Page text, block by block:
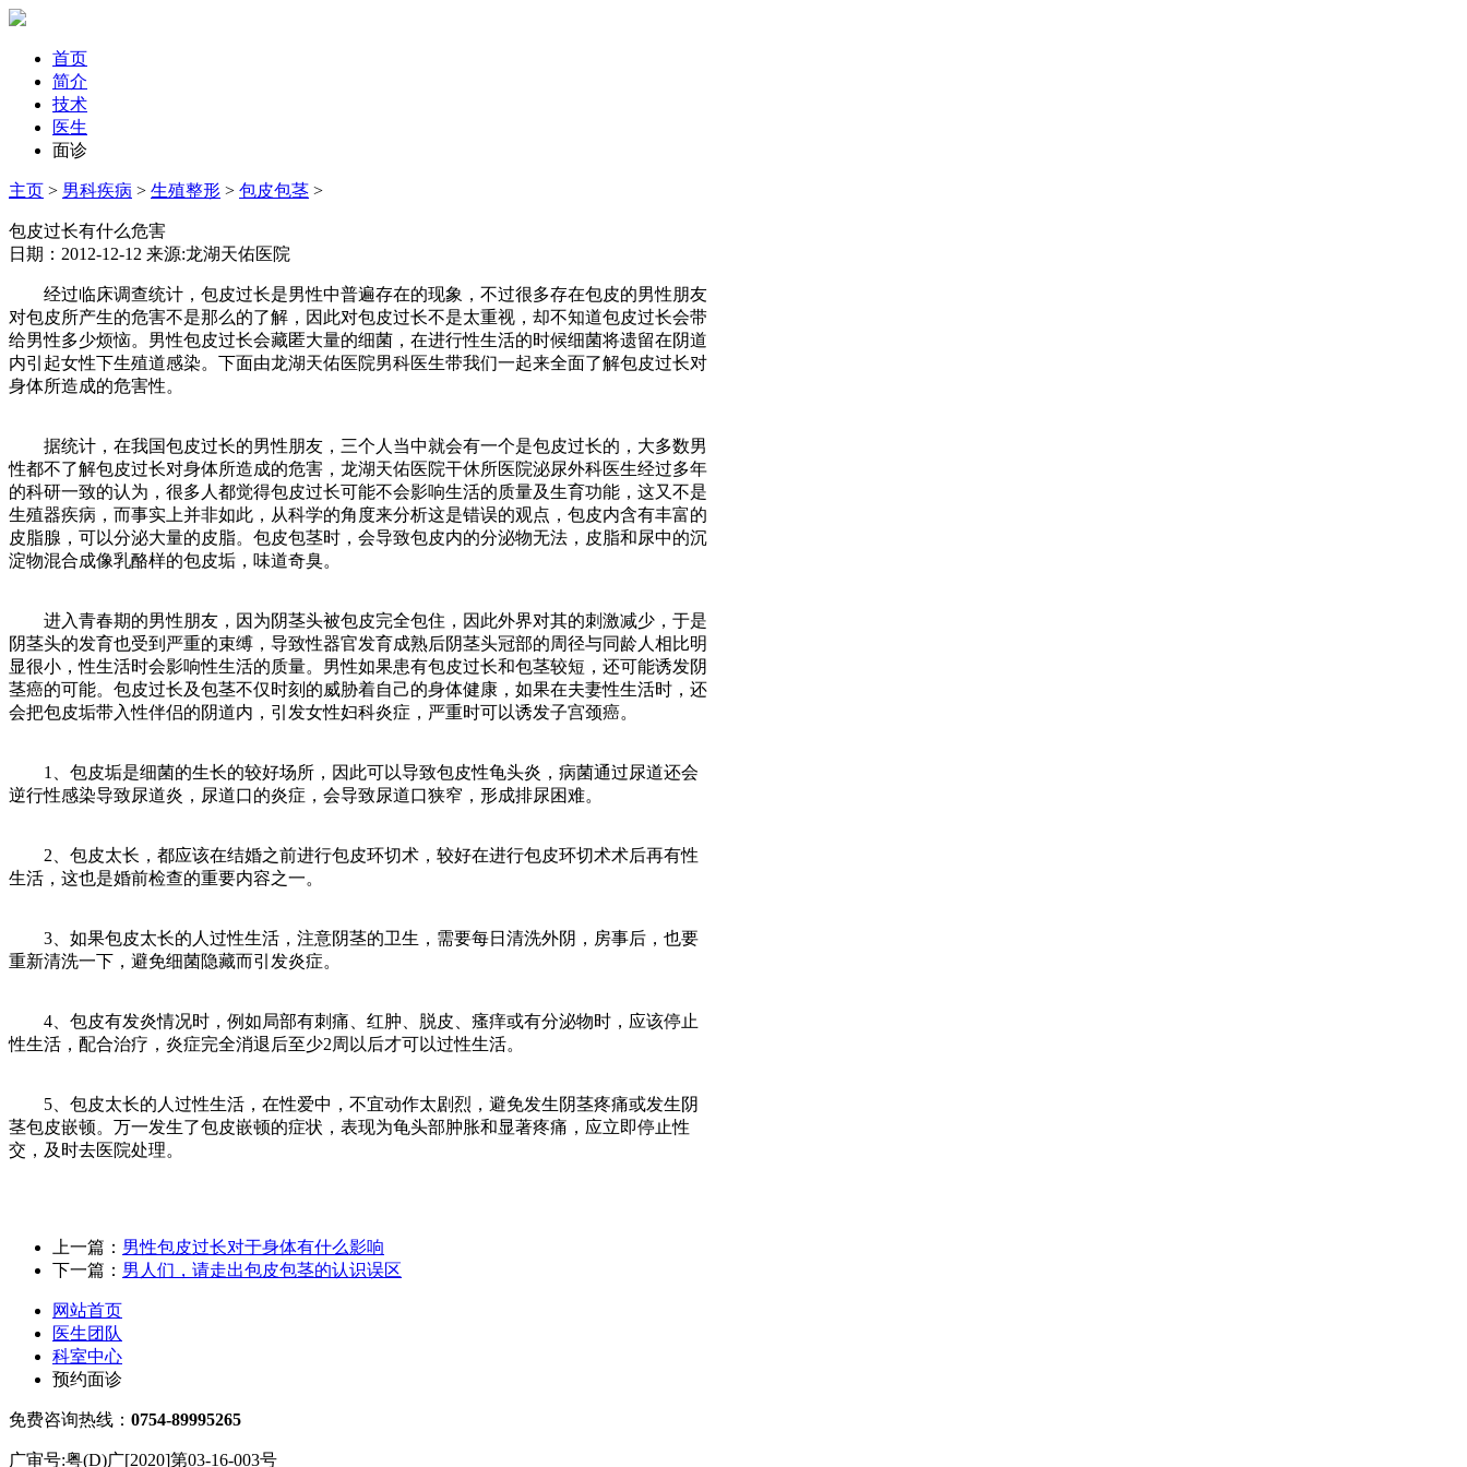
首页
简介
技术
医生
面诊
主页 > 男科疾病 > 生殖整形 > 包皮包茎 >
包皮过长有什么危害
日期：2012-12-12 来源:龙湖天佑医院
经过临床调查统计，包皮过长是男性中普遍存在的现象，不过很多存在包皮的男性朋友
对包皮所产生的危害不是那么的了解，因此对包皮过长不是太重视，却不知道包皮过长会带
给男性多少烦恼。男性包皮过长会藏匿大量的细菌，在进行性生活的时候细菌将遗留在阴道
内引起女性下生殖道感染。下面由龙湖天佑医院男科医生带我们一起来全面了解包皮过长对
身体所造成的危害性。
据统计，在我国包皮过长的男性朋友，三个人当中就会有一个是包皮过长的，大多数男
性都不了解包皮过长对身体所造成的危害，龙湖天佑医院干休所医院泌尿外科医生经过多年
的科研一致的认为，很多人都觉得包皮过长可能不会影响生活的质量及生育功能，这又不是
生殖器疾病，而事实上并非如此，从科学的角度来分析这是错误的观点，包皮内含有丰富的
皮脂腺，可以分泌大量的皮脂。包皮包茎时，会导致包皮内的分泌物无法，皮脂和尿中的沉
淀物混合成像乳酪样的包皮垢，味道奇臭。
进入青春期的男性朋友，因为阴茎头被包皮完全包住，因此外界对其的刺激减少，于是
阴茎头的发育也受到严重的束缚，导致性器官发育成熟后阴茎头冠部的周径与同龄人相比明
显很小，性生活时会影响性生活的质量。男性如果患有包皮过长和包茎较短，还可能诱发阴
茎癌的可能。包皮过长及包茎不仅时刻的威胁着自己的身体健康，如果在夫妻性生活时，还
会把包皮垢带入性伴侣的阴道内，引发女性妇科炎症，严重时可以诱发子宫颈癌。
1、包皮垢是细菌的生长的较好场所，因此可以导致包皮性龟头炎，病菌通过尿道还会
逆行性感染导致尿道炎，尿道口的炎症，会导致尿道口狭窄，形成排尿困难。
2、包皮太长，都应该在结婚之前进行包皮环切术，较好在进行包皮环切术术后再有性
生活，这也是婚前检查的重要内容之一。
3、如果包皮太长的人过性生活，注意阴茎的卫生，需要每日清洗外阴，房事后，也要
重新清洗一下，避免细菌隐藏而引发炎症。
4、包皮有发炎情况时，例如局部有刺痛、红肿、脱皮、瘙痒或有分泌物时，应该停止
性生活，配合治疗，炎症完全消退后至少2周以后才可以过性生活。
5、包皮太长的人过性生活，在性爱中，不宜动作太剧烈，避免发生阴茎疼痛或发生阴
茎包皮嵌顿。万一发生了包皮嵌顿的症状，表现为龟头部肿胀和显著疼痛，应立即停止性
交，及时去医院处理。
上一篇： 男性包皮过长对于身体有什么影响
下一篇： 男人们，请走出包皮包茎的认识误区
网站首页
医生团队
科室中心
预约面诊
免费咨询热线： 0754-89995265
广审号:粤(D)广[2020]第03-16-003号